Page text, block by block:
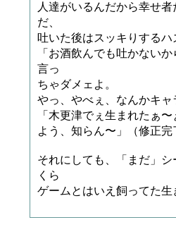
人達がいるんだから幸せ
だ、
吐いた後はスッキりする
「お酒飲んでも吐かない
言っ
ちゃダメェよ。
やっ、やべぇ、なんかキ
「木更津でぇ生まれたぁ
よう、知らん〜」（修正
それにしても、「まだ」
くら
ゲームとはいえ飼ってた